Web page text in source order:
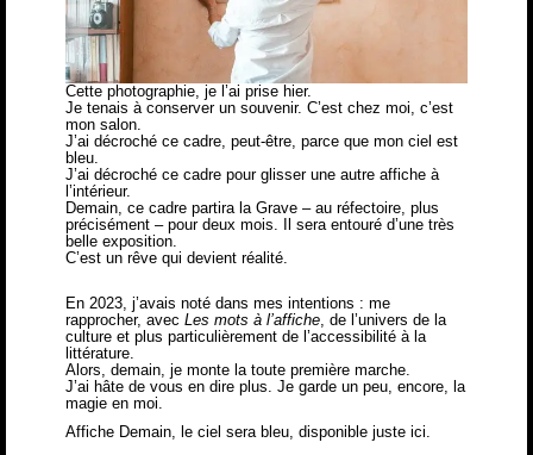
Cette photographie, je l’ai prise hier.
Je tenais à conserver un souvenir. C’est chez moi, c’est
mon salon.
J’ai décroché ce cadre, peut-être, parce que mon ciel est
bleu.
J’ai décroché ce cadre pour glisser une autre affiche à
l’intérieur.
Demain, ce cadre partira la Grave – au réfectoire, plus
précisément – pour deux mois. Il sera entouré d’une très
belle exposition.
C’est un rêve qui devient réalité.
En 2023, j’avais noté dans mes intentions : me
rapprocher, avec Les mots à l’affiche, de l’univers de la
culture et plus particulièrement de l’accessibilité à la
littérature.
Alors, demain, je monte la toute première marche.
J’ai hâte de vous en dire plus. Je garde un peu, encore, la
magie en moi.
Affiche Demain, le ciel sera bleu, disponible juste ici.